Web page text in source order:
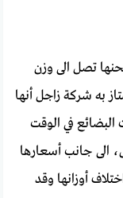
تصل الى وزن
به شركة زاجل أنها
البضائع في الوقت
الى جانب أسعارها
ريال رغم اختلاف أوزانها وقد